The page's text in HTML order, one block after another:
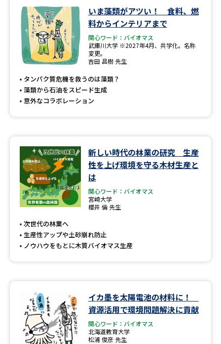
先輩が入学を決めた理由 テレメール全国一斉進学調査
新生活お役立ちガイド
学問発見
学問のミニ講義「夢ナビ講義」 学問分野解説
学問の教科書
ユーザーサポート
Ｑ＆Ａ よくあるご質問
お支払いサイト
個人情報取扱規定
特定商取引表記
テレメール進学カタログ
訂正のご案内
いま藻類がアツい！ 食料、燃
料からインテリアまで
関心ワード：バイオマス
武庫川大学 ※2027年4月、共学化。名称
変更。
吉田 昌樹 先生
タンパク質危機を救うのは藻類？
藻類から石油をスピード生成
意外なコラボレーション
新しい時代の林業の研究 生産
性を上げ環境を守る木材生産と
は
関心ワード：バイオマス
宮崎大学
櫻井 倫 先生
次世代の林業へ
生産性アップや土砂崩れ防止
ノウハウをもとに木質バイオマス生産
イカ墨を太陽電池の材料に！
資源活用で環境問題解決に貢献
関心ワード：バイオマス
北海道教育大学
松浦 俊彦 先生